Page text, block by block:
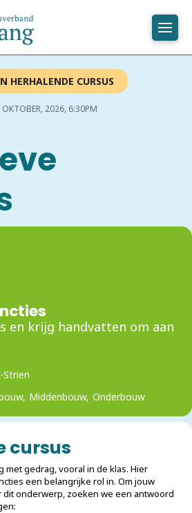
HERHALENDE CURSUS
OKTOBER, 2026, 6:30PM
en krijg handvatten om aan
Strien
Middenbouw, Onderbouw
cursus
met gedrag, vooral in de klas. Hier
een belangrijke rol in. Om jouw
onderwerp, zoeken we een antwoord